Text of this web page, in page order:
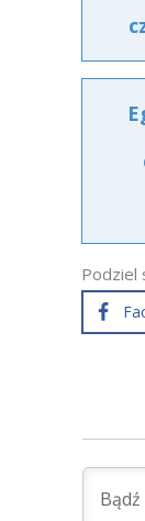
Podziel